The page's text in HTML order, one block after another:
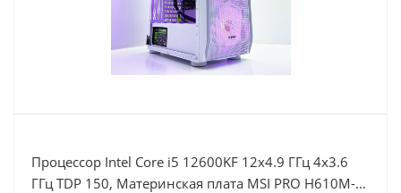
Процессор Intel Core i5 12600KF 12x4.9 ГГц 4x3.6
ГГц TDP 150, Материнская плата MSI PRO H610M-E,